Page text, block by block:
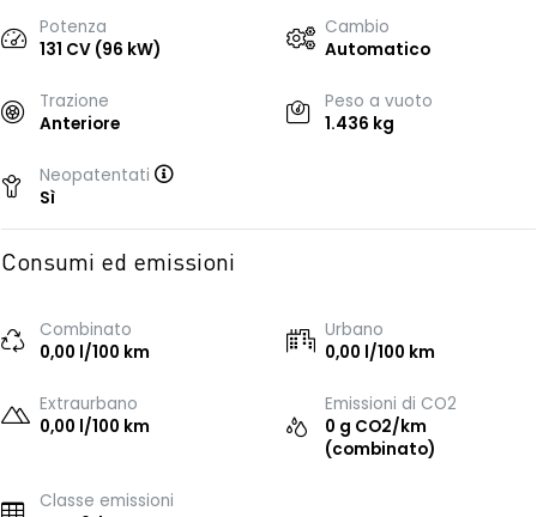
Potenza
131 CV (96 kW)
Cambio
Automatico
Trazione
Anteriore
Peso a vuoto
1.436 kg
Neopatentati
Sì
Consumi ed emissioni
Combinato
0,00 l/100 km
Urbano
0,00 l/100 km
Extraurbano
0,00 l/100 km
Emissioni di CO2
0 g CO2/km
(combinato)
Classe emissioni